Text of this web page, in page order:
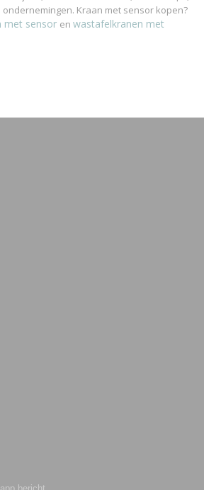
Kraan met sensor kopen?
met sensor en wastafelkranen met